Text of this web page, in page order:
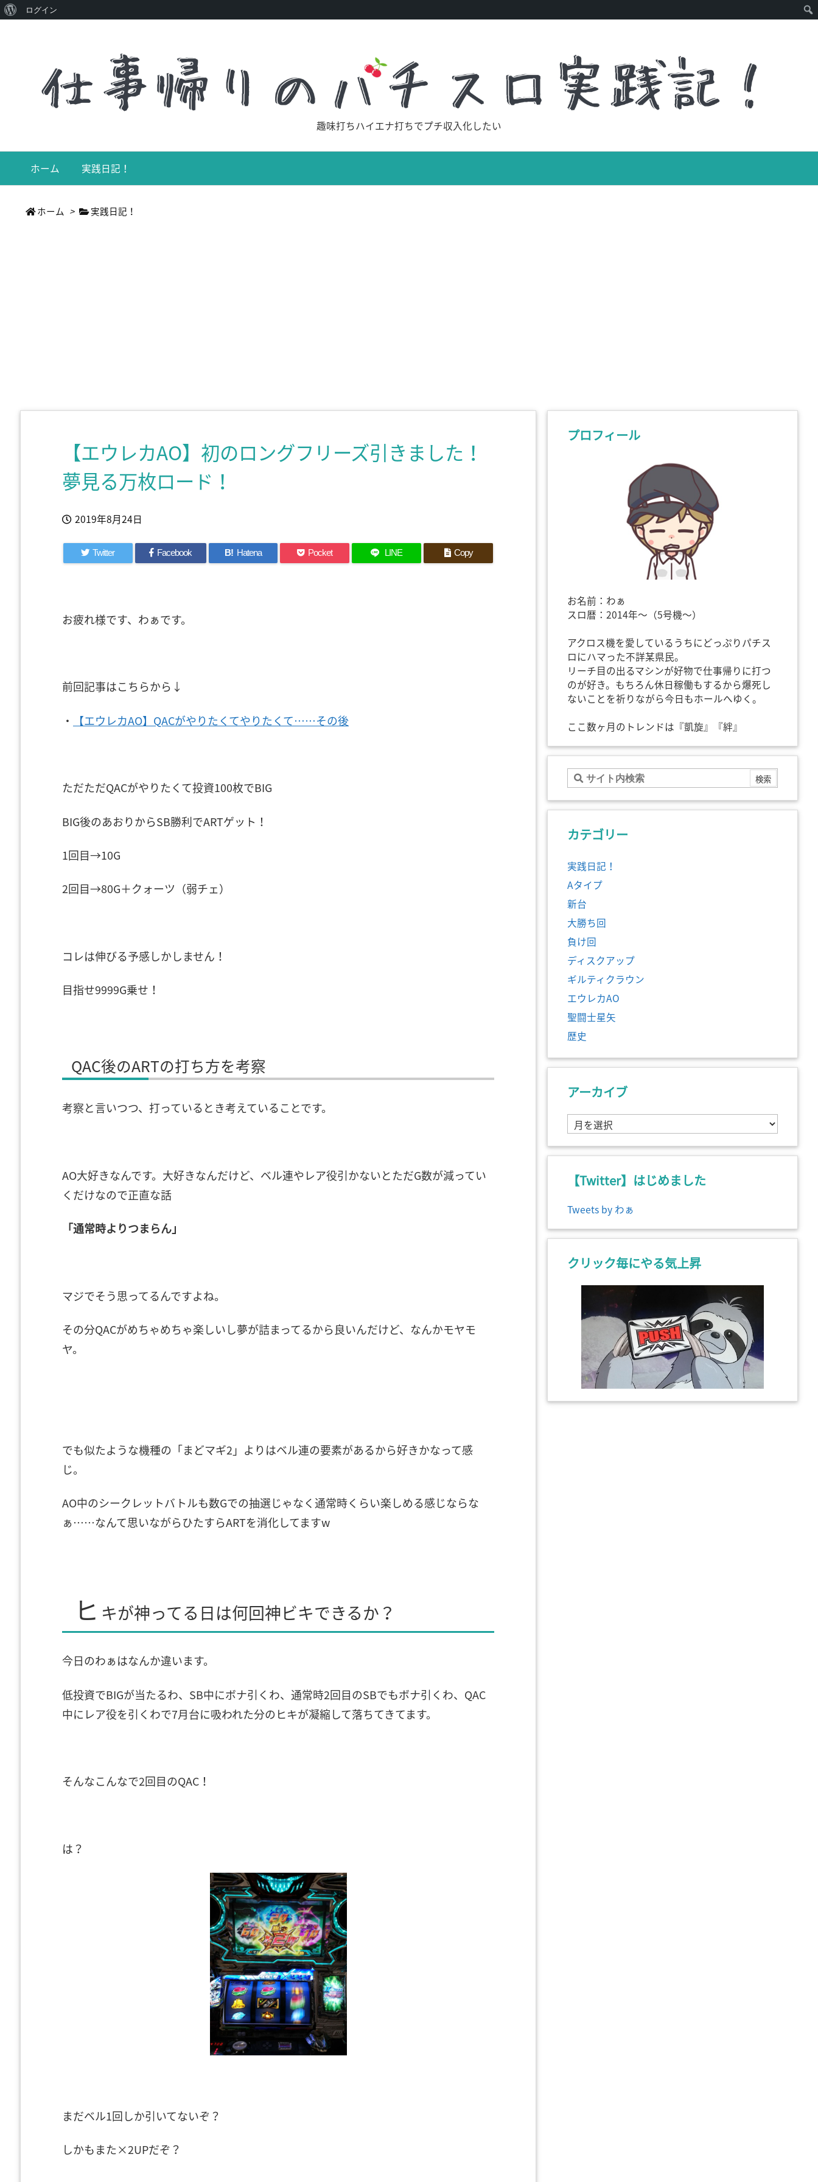
趣味打ちハイエナ打ちでプチ収入化したい
ホーム 実践日記！
ホーム > 実践日記！
【エウレカAO】初のロングフリーズ引きました！
夢見る万枚ロード！
2019年8月24日
Twitter Facebook B! Hatena Pocket LINE Copy
お疲れ様です、わぁです。
前回記事はこちらから↓
・ 【エウレカAO】QACがやりたくてやりたくて……その後
ただただQACがやりたくて投資100枚でBIG
BIG後のあおりからSB勝利でARTゲット！
1回目→10G
2回目→80G＋クォーツ（弱チェ）
コレは伸びる予感しかしません！
目指せ9999G乗せ！
QAC後のARTの打ち方を考察
考察と言いつつ、打っているとき考えていることです。
AO大好きなんです。大好きなんだけど、ベル連やレア役引かないとただG数が減ってい
くだけなので正直な話
「通常時よりつまらん」
マジでそう思ってるんですよね。
その分QACがめちゃめちゃ楽しいし夢が詰まってるから良いんだけど、なんかモヤモ
ヤ。
でも似たような機種の「まどマギ2」よりはベル連の要素があるから好きかなって感
じ。
AO中のシークレットバトルも数Gでの抽選じゃなく通常時くらい楽しめる感じならな
ぁ……なんて思いながらひたすらARTを消化してますw
ヒ キが神ってる日は何回神ビキできるか？
今日のわぁはなんか違います。
低投資でBIGが当たるわ、SB中にボナ引くわ、通常時2回目のSBでもボナ引くわ、QAC
中にレア役を引くわで7月台に吸われた分のヒキが凝縮して落ちてきてます。
そんなこんなで2回目のQAC！
は？
まだベル1回しか引いてないぞ？
しかもまた×2UPだぞ？
プロフィール
お名前：わぁ
スロ暦：2014年～（5号機～）
アクロス機を愛しているうちにどっぷりパチス
ロにハマった不詳某県民。
リーチ目の出るマシンが好物で仕事帰りに打つ
のが好き。もちろん休日稼働もするから爆死し
ないことを祈りながら今日もホールへゆく。
ここ数ヶ月のトレンドは『凱旋』『絆』
カテゴリー
実践日記！
Aタイプ
新台
大勝ち回
負け回
ディスクアップ
ギルティクラウン
エウレカAO
聖闘士星矢
歴史
アーカイブ
ア
ー
カ
ブ【Twitter】はじめました
Tweets by わぁ
クリック毎にやる気上昇
WordPress
ログイン